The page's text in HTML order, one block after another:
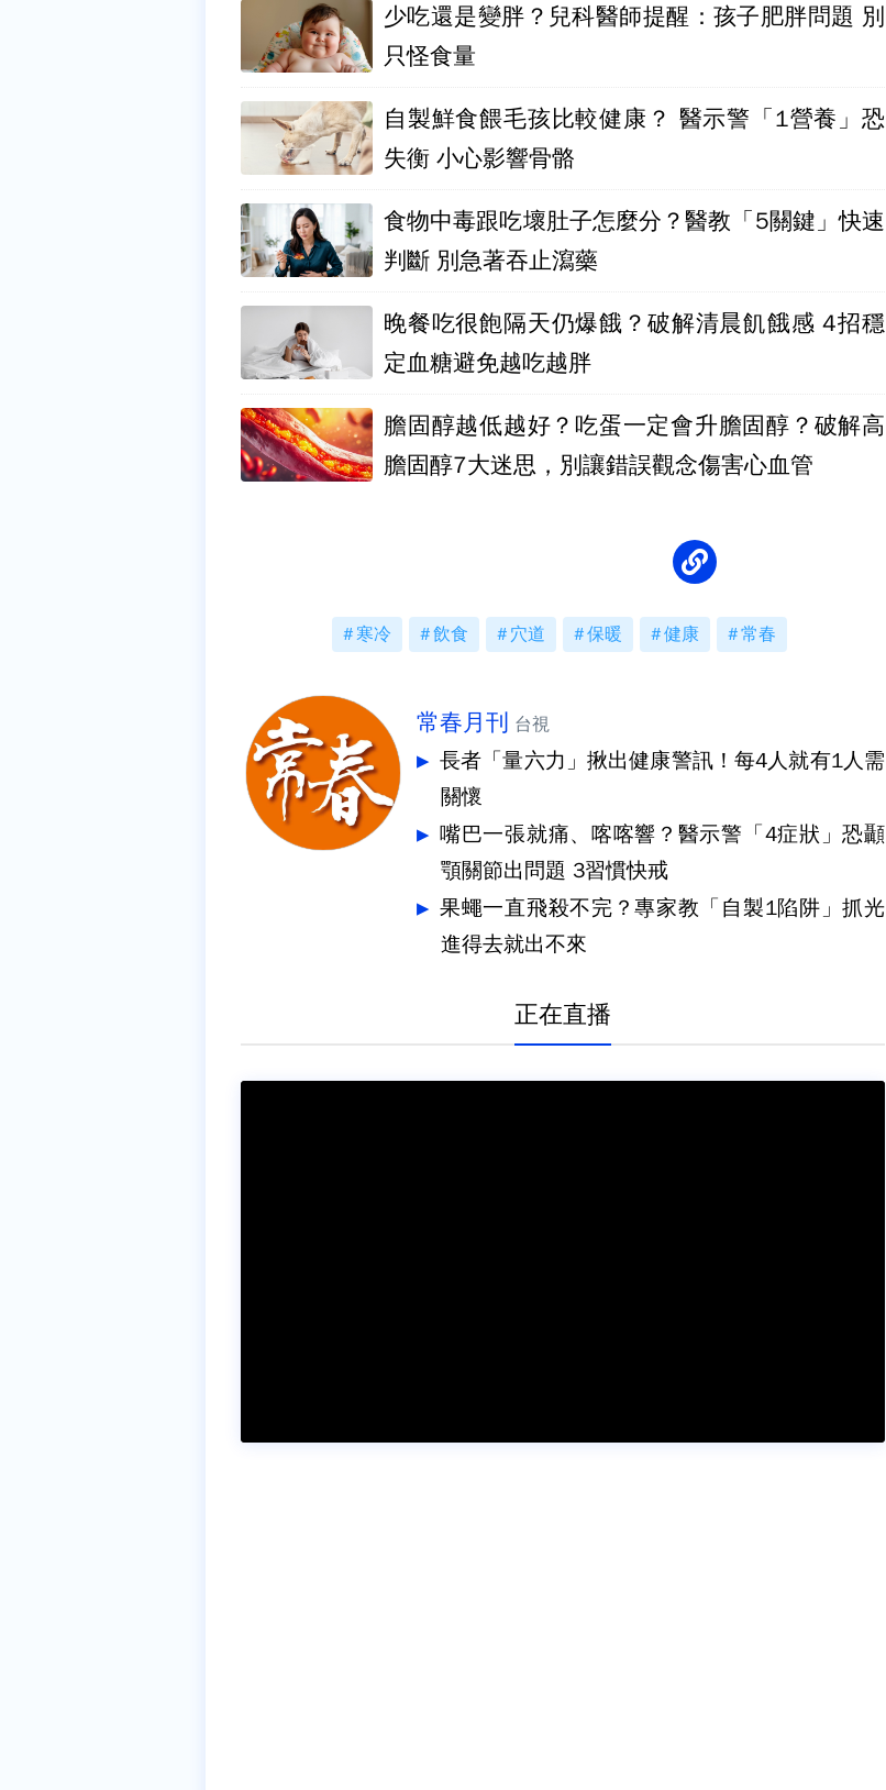
少吃還是變胖？兒科醫師提醒：孩子肥胖問題 別
只怪食量
自製鮮食餵毛孩比較健康？ 醫示警「1營養」恐
失衡 小心影響骨骼
食物中毒跟吃壞肚子怎麼分？醫教「5關鍵」快速
判斷 別急著吞止瀉藥
晚餐吃很飽隔天仍爆餓？破解清晨飢餓感 4招穩
定血糖避免越吃越胖
膽固醇越低越好？吃蛋一定會升膽固醇？破解高
膽固醇7大迷思，別讓錯誤觀念傷害心血管
寒冷 飲食 穴道 保暖 健康 常春
常春月刊 台視
長者「量六力」揪出健康警訊！每4人就有1人需
關懷
嘴巴一張就痛、喀喀響？醫示警「4症狀」恐顳
顎關節出問題 3習慣快戒
果蠅一直飛殺不完？專家教「自製1陷阱」抓光
進得去就出不來
正在直播